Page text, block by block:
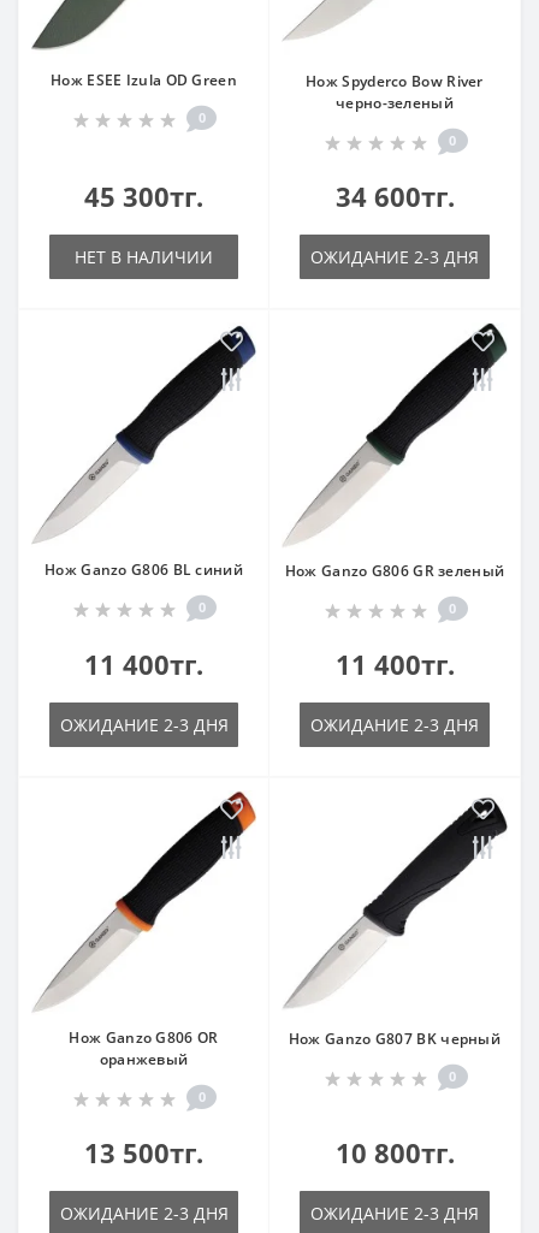
Нож ESEE Izula OD Green
0
45 300тг.
НЕТ В НАЛИЧИИ
Нож Spyderco Bow River
черно-зеленый
0
34 600тг.
ОЖИДАНИЕ 2-3 ДНЯ
Нож Ganzo G806 BL синий
0
11 400тг.
ОЖИДАНИЕ 2-3 ДНЯ
Нож Ganzo G806 GR зеленый
0
11 400тг.
ОЖИДАНИЕ 2-3 ДНЯ
Нож Ganzo G806 OR
оранжевый
0
13 500тг.
ОЖИДАНИЕ 2-3 ДНЯ
Нож Ganzo G807 BK черный
0
10 800тг.
ОЖИДАНИЕ 2-3 ДНЯ